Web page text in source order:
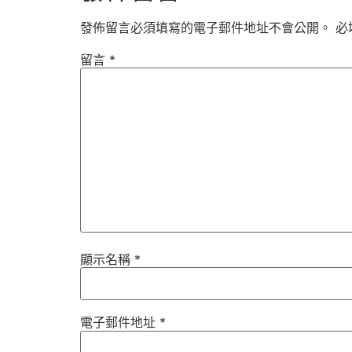
發佈留言必須填寫的電子郵件地址不會公開。 必
留言 *
顯示名稱 *
電子郵件地址 *